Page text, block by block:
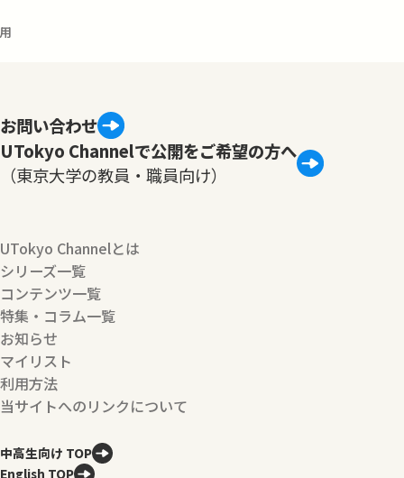
お問い合わせ
UTokyo Channelで公開をご希望の方へ
（東京大学の教員・職員向け）
UTokyo Channelとは
シリーズ一覧
コンテンツ一覧
特集・コラム一覧
お知らせ
マイリスト
利用方法
当サイトへのリンクについて
中高生向け TOP
English TOP